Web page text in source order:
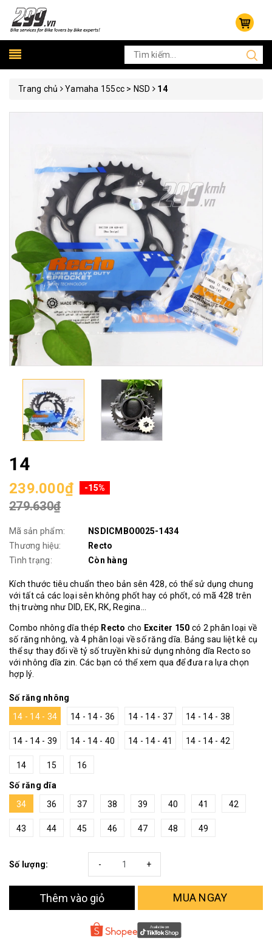
Trang chủ Yamaha 155cc > NSD 14
14
239.000₫ -15%
279.630₫
Mã sản phẩm:
NSDICMBO0025-1434
Thương hiệu:
Recto
Tình trạng:
Còn hàng
Kích thước tiêu chuẩn theo bản sên 428, có thể sử dụng chung
với tất cả các loại sên không phốt hay có phốt, có mã 428 trên
thị trường như DID, EK, RK, Regina…
Combo nhông dĩa thép Recto cho Exciter 150 có 2 phân loại về
số răng nhông, và 4 phân loại về số răng dĩa. Bảng sau liệt kê cụ
thể sự thay đổi về tỷ số truyền khi sử dụng nhông dĩa Recto so
với nhông dĩa zin. Các bạn có thể xem qua để đưa ra lựa chọn
hợp lý.
Số răng nhông
14 - 14 - 34
14 - 14 - 36 14 - 14 - 37 14 - 14 - 38
14 - 14 - 39 14 - 14 - 40 14 - 14 - 41 14 - 14 - 42
14 15 16
Số răng dĩa
34
36 37 38 39 40 41 42
43 44 45 46 47 48 49
Số lượng: +
-
Thêm vào giỏ MUA NGAY